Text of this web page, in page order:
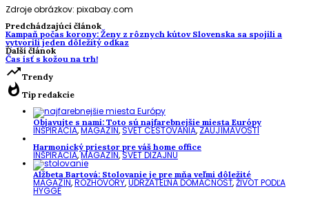
Zdroje obrázkov: pixabay.com
Predchádzajúci článok
Kampaň počas korony: Ženy z rôznych kútov Slovenska sa spojili a
vytvorili jeden dôležitý odkaz
Ďalší článok
Čas ísť s kožou na trh!
trending_upTrendy
whatshot Tip redakcie
Objavujte s nami: Toto sú najfarebnejšie miesta Európy
INŠPIRÁCIA,MAGAZÍN,SVET CESTOVANIA,ZAUJÍMAVOSTI
Harmonický priestor pre váš home office
INŠPIRÁCIA,MAGAZÍN,SVET DIZAJNU
Alžbeta Bartová: Stolovanie je pre mňa veľmi dôležité
MAGAZÍN,ROZHOVORY,UDRŽATEĽNÁ DOMÁCNOSŤ,ŽIVOT PODĽA
HYGGE